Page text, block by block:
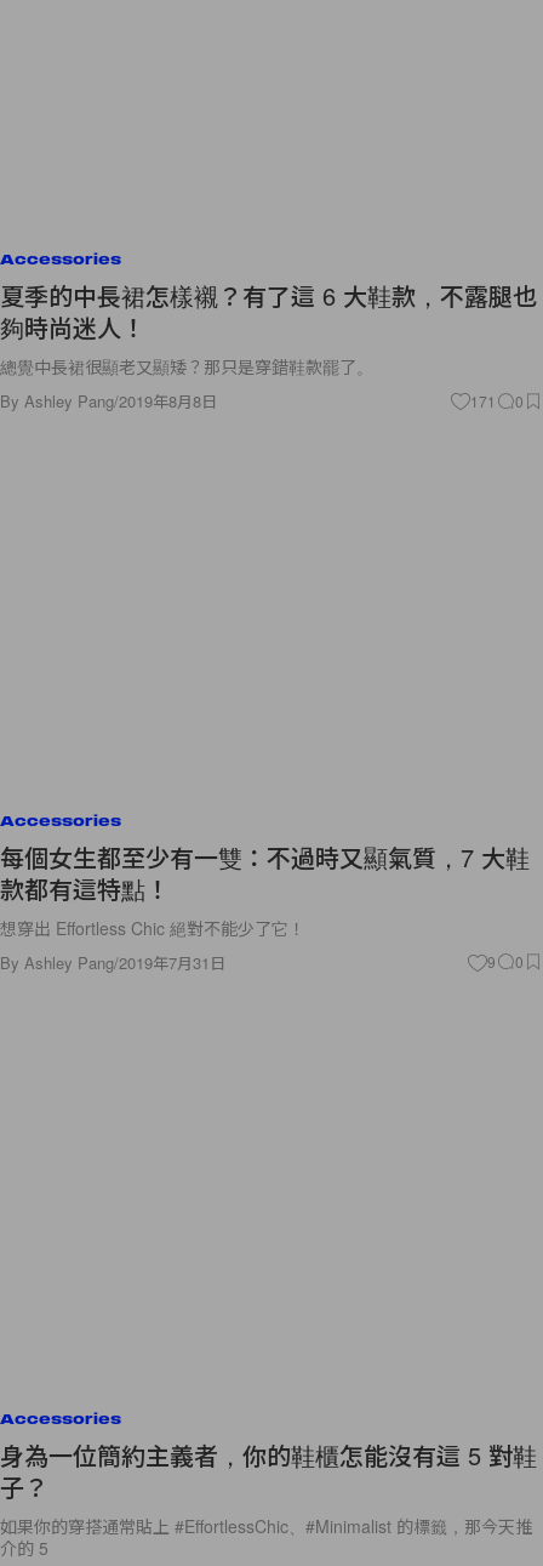
Accessories
夏季的中長裙怎樣襯？有了這 6 大鞋款，不露腿也
夠時尚迷人！
總覺中長裙很顯老又顯矮？那只是穿錯鞋款罷了。
By Ashley Pang/2019年8月8日 171 0
Accessories
每個女生都至少有一雙：不過時又顯氣質，7 大鞋
款都有這特點！
想穿出 Effortless Chic 絕對不能少了它！
By Ashley Pang/2019年7月31日 9 0
Accessories
身為一位簡約主義者，你的鞋櫃怎能沒有這 5 對鞋
子？
如果你的穿搭通常貼上 #EffortlessChic、#Minimalist 的標籤，那今天推
介的 5